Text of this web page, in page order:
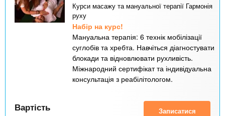
Курси масажу та мануальної терапії Гармонія
руху
Набір на курс!
Мануальна терапія: 6 технік мобілізації
суглобів та хребта. Навчіться діагностувати
блокади та відновлювати рухливість.
Міжнародний сертифікат та індивідуальна
консультація з реабілітологом.
Вартість Записатися